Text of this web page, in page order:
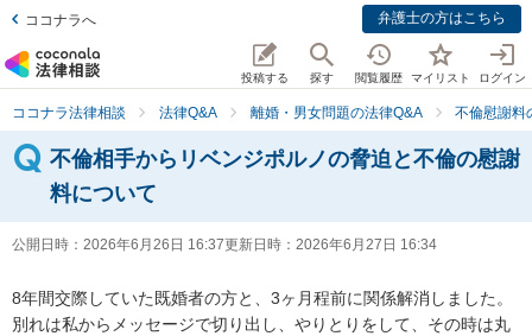
ココナラへ 弁護士の方はこちら
投稿する 探す 閲覧履歴 マイリスト ログイン
ココナラ法律相談 法律Q&A 離婚・男女問題の法律Q&A 不倫慰謝料
不倫相手からリベンジポルノの脅迫と不倫の慰謝
料について
公開日時： 2026年6月26日 16:37更新日時： 2026年6月27日 16:34
8年間交際していた既婚者の方と、3ヶ月程前に関係解消しました。
別れは私からメッセージで切り出し、やりとりをして、その時は丸